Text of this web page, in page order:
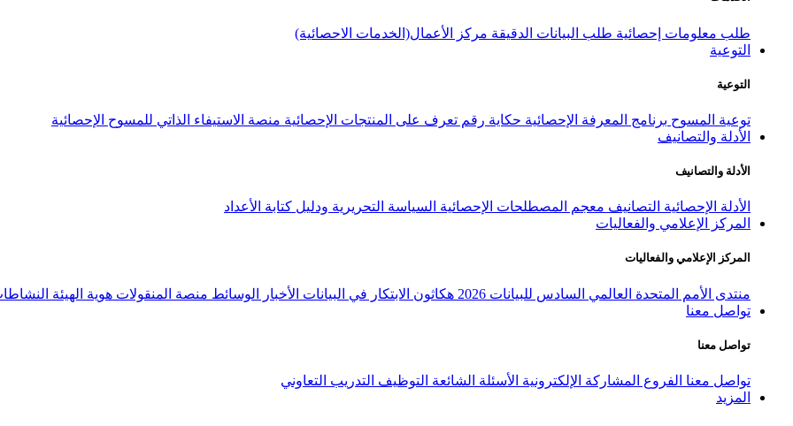
طلب معلومات إحصائية طلب البيانات الدقيقة مركز الأعمال(الخدمات الاحصائية)
التوعية
التوعية
توعية المسوح برنامج المعرفة الإحصائية حكاية رقم تعرف على المنتجات الإحصائية منصة الاستيفاء الذاتي للمسوح الإحصائية
الأدلة والتصانيف
الأدلة والتصانيف
الأدلة الإحصائية التصانيف معجم المصطلحات الإحصائية السياسة التحريرية ودليل كتابة الأعداد
المركز الإعلامي والفعاليات
المركز الإعلامي والفعاليات
منتدى الأمم المتحدة العالمي السادس للبيانات 2026 هكاثون الابتكار في البيانات الأخبار الوسائط منصة المنقولات هوية الهيئة
تواصل معنا
تواصل معنا
تواصل معنا الفروع المشاركة الإلكترونية الأسئلة الشائعة التوظيف التدريب التعاوني
المزيد